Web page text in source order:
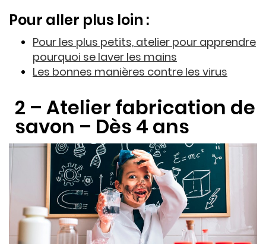
Pour aller plus loin :
Pour les plus petits, atelier pour apprendre
pourquoi se laver les mains
Les bonnes manières contre les virus
2 – Atelier fabrication de
savon – Dès 4 ans